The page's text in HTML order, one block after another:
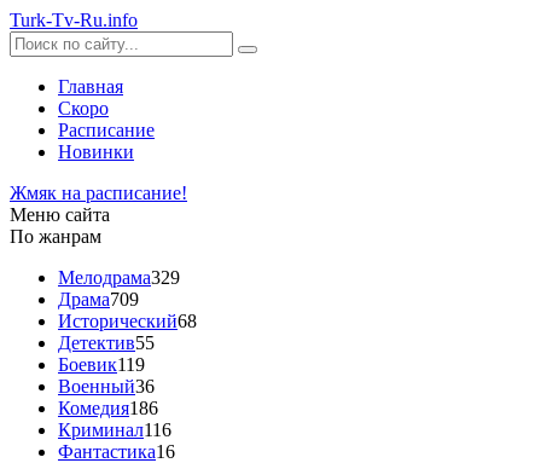
Turk-Tv-Ru.info
Главная
Скоро
Расписание
Новинки
Жмяк на расписание!
Меню сайта
По жанрам
Мелодрама329
Драма709
Исторический68
Детектив55
Боевик119
Военный36
Комедия186
Криминал116
Фантастика16